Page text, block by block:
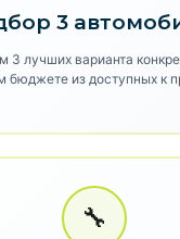
3
3 лучших варианта
бюджете из доступных к
🔧